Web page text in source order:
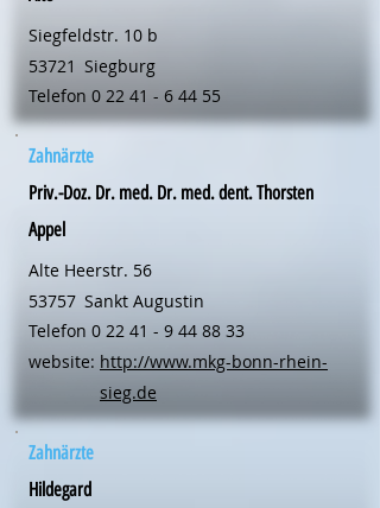
Siegfeldstr. 10 b
53721 Siegburg
Telefon 0 22 41 - 6 44 55
Zahnärzte
Priv.-Doz. Dr. med. Dr. med. dent. Thorsten
Appel
Alte Heerstr. 56
53757 Sankt Augustin
Telefon 0 22 41 - 9 44 88 33
website: http://www.mkg-bonn-rhein-
sieg.de
Zahnärzte
Hildegard